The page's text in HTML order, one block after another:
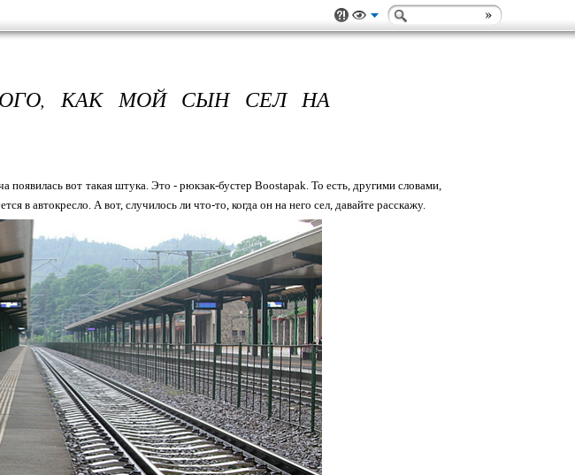
КАК МОЙ СЫН СЕЛ НА
вот такая штука. Это - рюкзак-бустер Boostapak. То есть, другими словами,
в автокресло. А вот, случилось ли что-то, когда он на него сел, давайте расскажу.